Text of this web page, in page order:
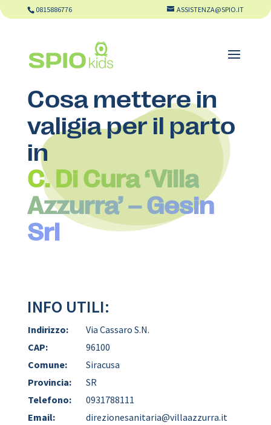
0815886776 ASSISTENZA@SPIO.IT
Cosa mettere in
valigia per il parto
in
C. Di Cura ‘Villa
Azzurra’ – Gesin
Srl
INFO UTILI:
Indirizzo:
Via Cassaro S.N.
CAP:
96100
Comune:
Siracusa
Provincia:
SR
Telefono:
0931788111
Email:
direzionesanitaria@villaazzurra.it